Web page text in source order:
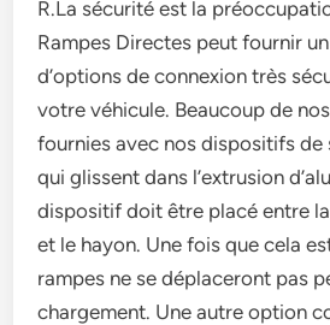
R.La sécurité est la
Rampes Directes peut fournir
d’options de connexion très
votre véhicule. Beaucoup de
fournies avec nos dispositifs de
qui glissent dans l’extrusion
dispositif doit être placé entre
et le hayon. Une fois que cela
rampes ne se déplaceront pas
chargement. Une autre option